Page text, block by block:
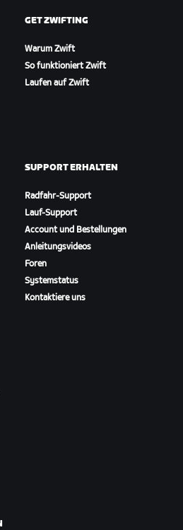
GET ZWIFTING
Warum Zwift
So funktioniert Zwift
Laufen auf Zwift
SUPPORT ERHALTEN
Radfahr-Support
Lauf-Support
Account und Bestellungen
Anleitungsvideos
Foren
Systemstatus
Kontaktiere uns